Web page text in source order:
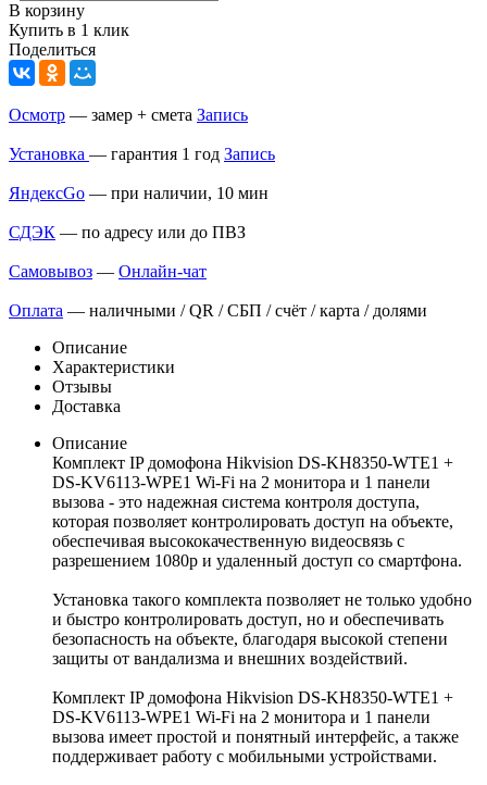
В корзину
Купить в 1 клик
Поделиться
Осмотр — замер + смета Запись
Установка — гарантия 1 год Запись
ЯндексGo — при наличии, 10 мин
СДЭК — по адресу или до ПВЗ
Самовывоз — Онлайн-чат
Оплата — наличными / QR / СБП / счёт / карта / долями
Описание
Характеристики
Отзывы
Доставка
Описание
Комплект IP домофона Hikvision DS-KH8350-WTE1 +
DS-KV6113-WPE1 Wi-Fi на 2 монитора и 1 панели
вызова - это надежная система контроля доступа,
которая позволяет контролировать доступ на объекте,
обеспечивая высококачественную видеосвязь с
разрешением 1080p и удаленный доступ со смартфона.
Установка такого комплекта позволяет не только удобно
и быстро контролировать доступ, но и обеспечивать
безопасность на объекте, благодаря высокой степени
защиты от вандализма и внешних воздействий.
Комплект IP домофона Hikvision DS-KH8350-WTE1 +
DS-KV6113-WPE1 Wi-Fi на 2 монитора и 1 панели
вызова имеет простой и понятный интерфейс, а также
поддерживает работу с мобильными устройствами.